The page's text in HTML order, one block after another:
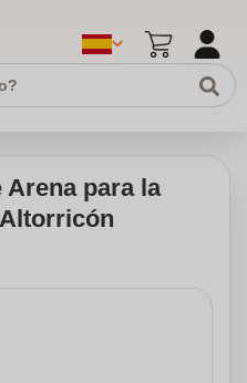
Arena para la